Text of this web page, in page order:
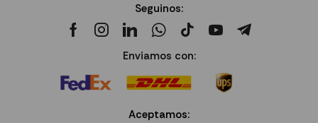
Seguinos:
Enviamos con:
Aceptamos: